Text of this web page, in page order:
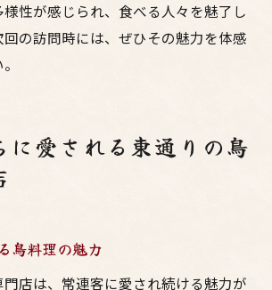
性が感じられ、食べる人々を魅了し
の訪問時には、ぜひその魅力を体感
に愛される東通りの鳥
鳥料理の魅力
店は、常連客に愛され続ける魅力が